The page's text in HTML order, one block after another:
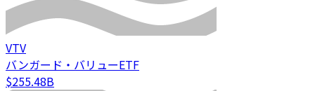
VTV
バンガード・バリューETF
$255.48B